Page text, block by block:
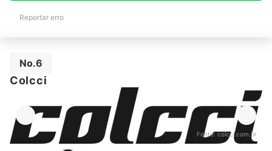
Reportar erro
No.6
Colcci
Fonte:colcci.com.br